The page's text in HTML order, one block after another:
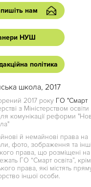
нам
НУШ
політика
школа, 2017
2017 року ГО "Смарт
з Міністерством освіти
комунікації реформи
й немайнові права на
фото, зображення та інші
права, що розміщені на
ГО “Смарт освіта”, крім
права, які містять
іншої особи.